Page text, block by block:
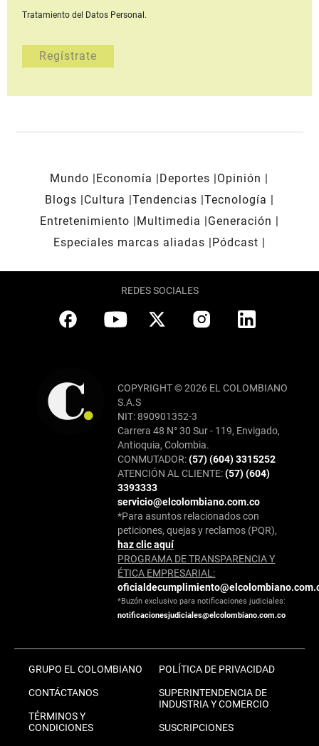
Tratamiento del Datos Personal.
Mundo Economía Deportes
Opinión
Blogs
Cultura Tendencias Tecnología
Entretenimiento
Multimedia
Generación
Especiales marcas aliadas
Pódcast
REDES SOCIALES
COPYRIGHT © 2026 EL COLOMBIANO
S.A.S
NIT: 890901352-3
Carrera 48 N° 30 Sur - 119, Envigado,
Antioquia, Colombia.
CONMUTADOR:(57) (604) 3315252
ATENCIÓN AL CLIENTE:(57) (604)
3393333
servicio@elcolombiano.com.co
*Para asuntos relacionados con
peticiones, quejas y reclamos (PQR),
haz clic aquí
PROGRAMA DE TRANSPARENCIA Y
ÉTICA EMPRESARIAL:
*Buzón exclusivo para notificaciones judiciales:
notificacionesjudiciales@elcolombiano.com.co
GRUPO EL COLOMBIANO
CONTÁCTANOS
TÉRMINOS Y
CONDICIONES
POLÍTICA DE PRIVACIDAD
SUPERINTENDENCIA DE
INDUSTRIA Y COMERCIO
SUSCRIPCIONES